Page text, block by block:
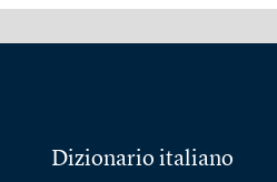
Dizionario italiano